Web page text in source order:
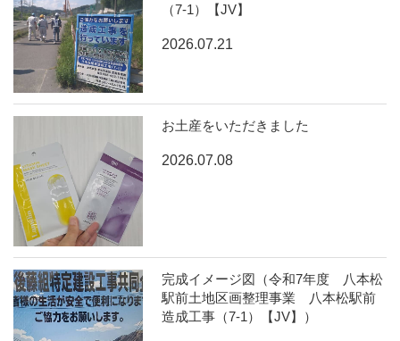
（7-1）【JV】
2026.07.21
お土産をいただきました
2026.07.08
完成イメージ図（令和7年度 八本松
駅前土地区画整理事業 八本松駅前
造成工事（7-1）【JV】）